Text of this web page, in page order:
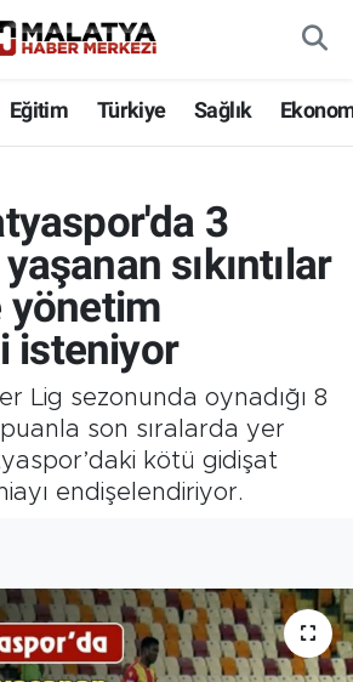
Eğitim Türkiye Sağlık
3
sıkıntılar
yönetim
isteniyor
Lig sezonunda oynadığı 8
son sıralarda yer
kötü gidişat
endişelendiriyor.